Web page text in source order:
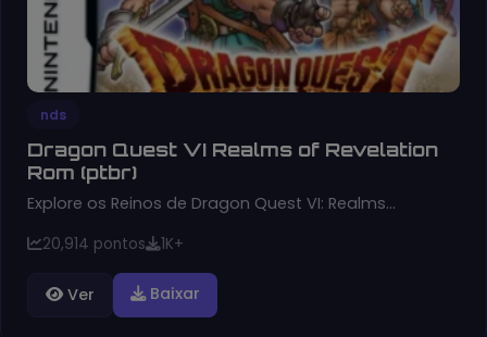
nds
Dragon Quest VI Realms of Revelation
Rom (ptbr)
Explore os Reinos de Dragon Quest VI: Realms…
20,914 pontos 1K+
Ver Baixar